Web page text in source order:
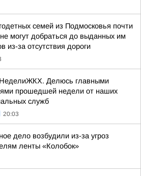
семей из Подмосковья почти
могут добраться до выданных им
из-за отсутствия дороги
Делюсь главными
прошедшей недели от наших
служб
20:03
дело возбудили из-за угроз
ленты «Колобок»